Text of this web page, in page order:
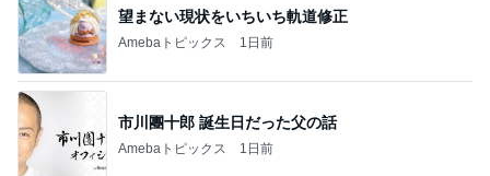
望まない現状をいちいち軌道修正
Amebaトピックス 1日前
市川團十郎 誕生日だった父の話
Amebaトピックス 1日前